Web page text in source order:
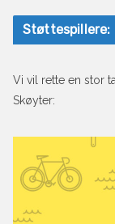
Støttespillere:
Vi vil rette en stor
Skøyter: